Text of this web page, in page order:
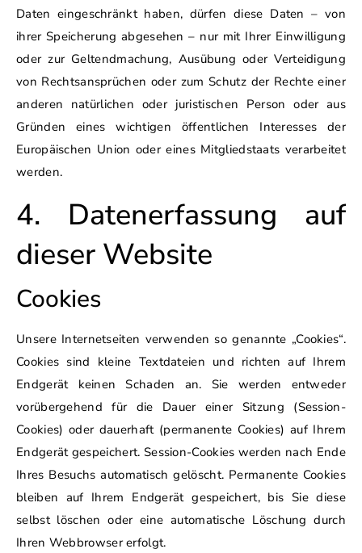
Daten eingeschränkt haben, dürfen diese Daten – von
ihrer Speicherung abgesehen – nur mit Ihrer Einwilligung
oder zur Geltendmachung, Ausübung oder Verteidigung
von Rechtsansprüchen oder zum Schutz der Rechte einer
anderen natürlichen oder juristischen Person oder aus
Gründen eines wichtigen öffentlichen Interesses der
Europäischen Union oder eines Mitgliedstaats verarbeitet
werden.
4. Datenerfassung auf
dieser Website
Cookies
Unsere Internetseiten verwenden so genannte „Cookies“.
Cookies sind kleine Textdateien und richten auf Ihrem
Endgerät keinen Schaden an. Sie werden entweder
vorübergehend für die Dauer einer Sitzung (Session-
Cookies) oder dauerhaft (permanente Cookies) auf Ihrem
Endgerät gespeichert. Session-Cookies werden nach Ende
Ihres Besuchs automatisch gelöscht. Permanente Cookies
bleiben auf Ihrem Endgerät gespeichert, bis Sie diese
selbst löschen oder eine automatische Löschung durch
Ihren Webbrowser erfolgt.